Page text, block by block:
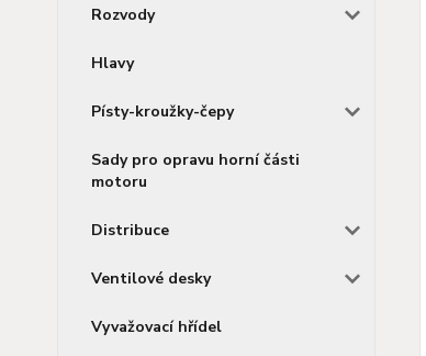
Rozvody
Hlavy
Písty-kroužky-čepy
Sady pro opravu horní části
motoru
Distribuce
Ventilové desky
Vyvažovací hřídel